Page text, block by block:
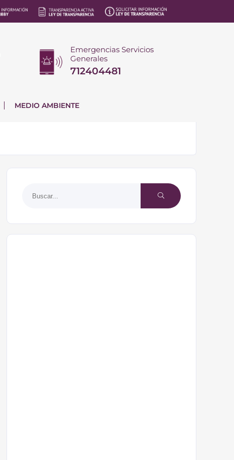
Emergencias Servicios
Generales
712404481
MEDIO AMBIENTE